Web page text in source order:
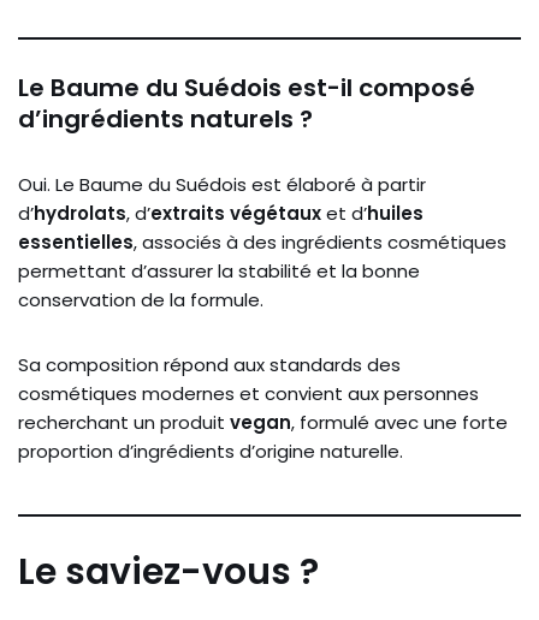
Le Baume du Suédois est-il composé
d’ingrédients naturels ?
Oui. Le Baume du Suédois est élaboré à partir
d’hydrolats, d’extraits végétauxet d’huiles
essentielles, associés à des ingrédients cosmétiques
permettant d’assurer la stabilité et la bonne
conservation de la formule.
Sa composition répond aux standards des
cosmétiques modernes et convient aux personnes
recherchant un produit vegan, formulé avec une forte
proportion d’ingrédients d’origine naturelle.
Le saviez-vous ?